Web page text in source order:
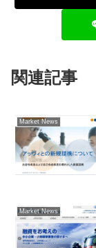
関連記事
Market News
Market News